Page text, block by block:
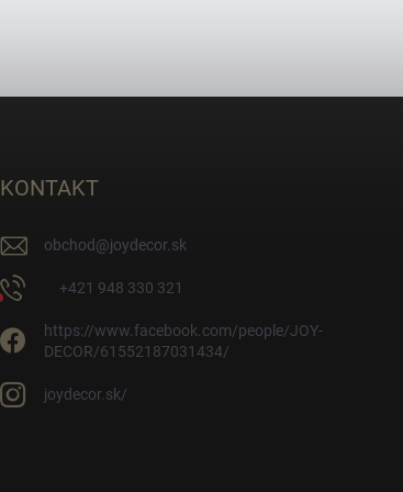
KONTAKT
obchod@joydecor.sk
+421 948 330 321
https://www.facebook.com/people/JOY-
DECOR/61552187031434/
joydecor.sk/